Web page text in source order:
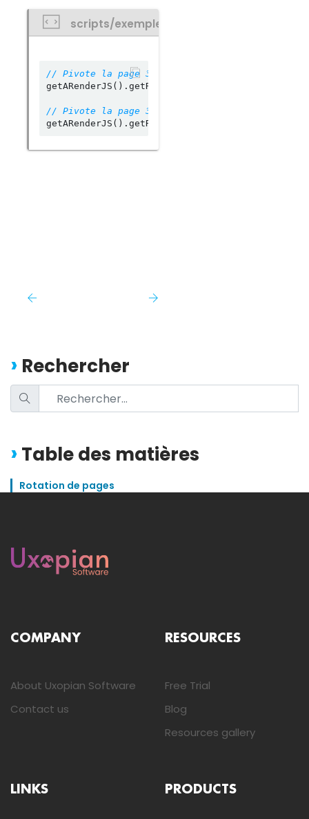
scripts/exemple.js
getARenderJS().getRotateJSAPI().askRotatePage(
getARenderJS().getRotateJSAPI().askRotatePage(
Rechercher
Table des matières
Rotation de pages
COMPANY
About Uxopian Software
Contact us
RESOURCES
Free Trial
Blog
Resources gallery
LINKS PRODUCTS